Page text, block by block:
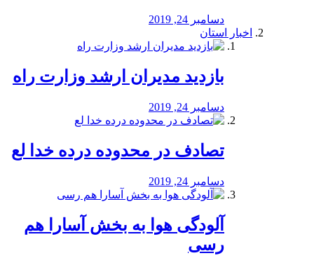
دسامبر 24, 2019
اخبار استان
بازدید مدیران ارشد وزارت راه
دسامبر 24, 2019
تصادف در محدوده درده خدا لع
دسامبر 24, 2019
آلودگی هوا به بخش آسارا هم
رسی